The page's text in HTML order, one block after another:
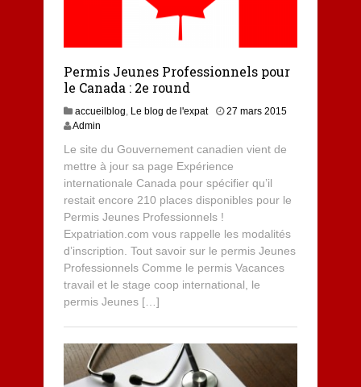
Permis Jeunes Professionnels pour
le Canada : 2e round
accueilblog, Le blog de l'expat 27 mars 20152
a
2
5
Admin
Le site du Gouvernement canadien vient de
mettre à jour sa page Expérience
internationale Canada pour spécifier qu’il
restait encore 210 places disponibles pour le
Permis Jeunes Professionnels !
Expatriation.com vous rappelle les modalités
d’inscription. Tout savoir sur le permis Jeunes
Professionnels Comme le permis Vacances
travail et le stage coop international, le
permis Jeunes […]